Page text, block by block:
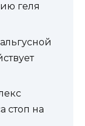
геля
стоп на